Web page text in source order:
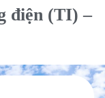
điện (TI) –